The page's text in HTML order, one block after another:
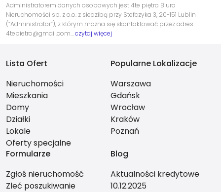
Administratorem danych osobowych jest 4te piętro Biuro
Nieruchomości sp. z o.o. z siedzibą przy Stefczyka 3, 20-151 Lublin
(“Administrator”), z którym można się skontaktować przez adres
4tepietro@gmail.com…czytaj więcej
Lista Ofert
Nieruchomości
Mieszkania
Domy
Działki
Lokale
Oferty specjalne
Popularne Lokalizacje
Warszawa
Gdańsk
Wrocław
Kraków
Poznań
Formularze
Zgłoś nieruchomość
Zleć poszukiwanie
Blog
Aktualności kredytowe
10.12.2025